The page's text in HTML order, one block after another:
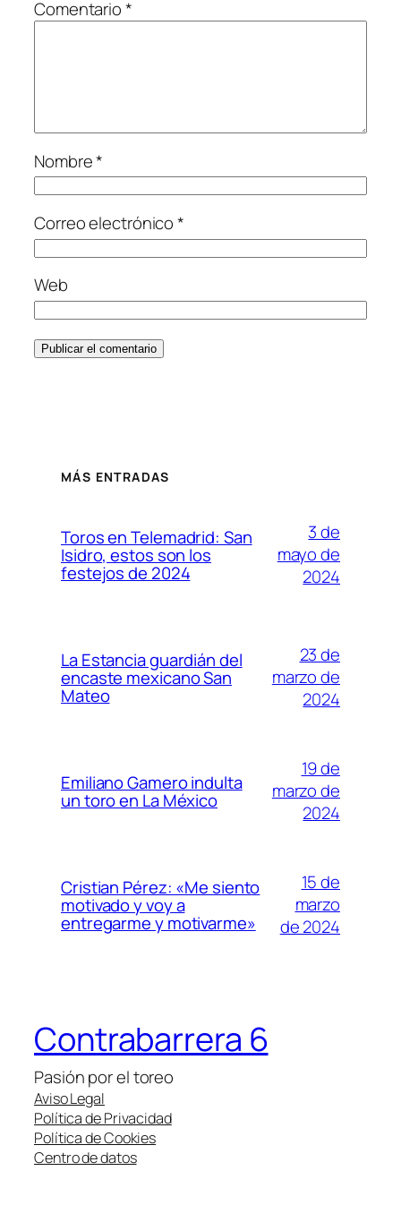
Comentario*
Nombre*
Correo electrónico*
Web
MÁS ENTRADAS
Toros en Telemadrid: San
Isidro, estos son los
festejos de 2024
3 de
mayo de
2024
La Estancia guardián del
encaste mexicano San
Mateo
23 de
marzo de
2024
Emiliano Gamero indulta
un toro en La México
19 de
marzo de
2024
Cristian Pérez: «Me siento
motivado y voy a
entregarme y motivarme»
15 de
marzo
de 2024
Contrabarrera 6
Pasión por el toreo
Aviso Legal
Política de Privacidad
Política de Cookies
Centro de datos